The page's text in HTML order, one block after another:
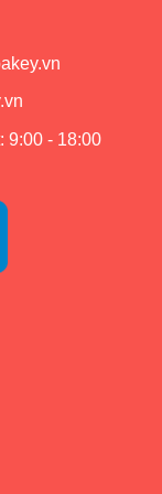
rổ, vừa chơi
9:00 - 18:00